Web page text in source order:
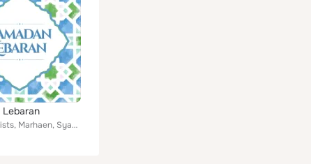
Lebaran
Various Artists, Marhaen, Syahrul Asad, Raihan, Amin Idris, Soofi All Stars, Ain Zulaikha, Anas Tahir, The Brothers feat. Mirwan...